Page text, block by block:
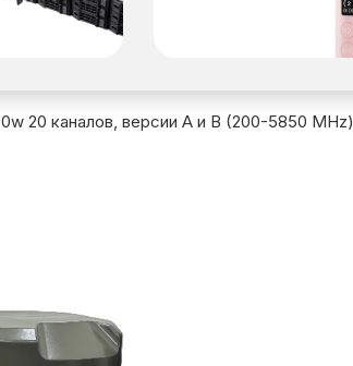
20 каналов, версии A и B (200-5850 MHz)